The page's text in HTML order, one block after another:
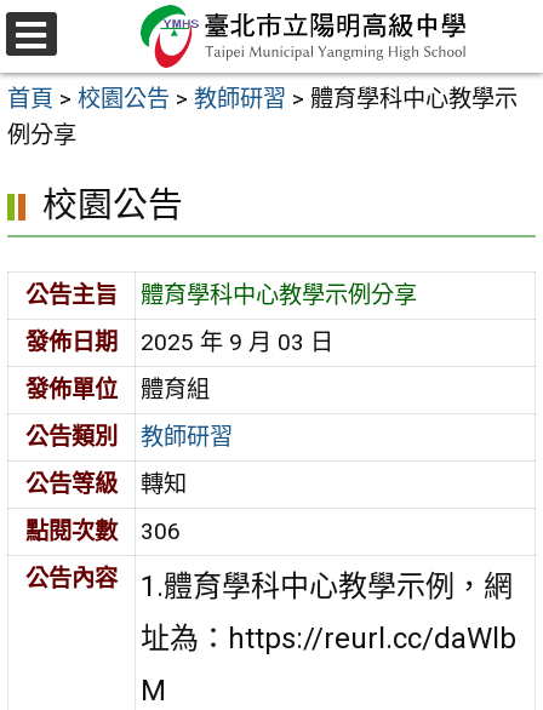
跳
至
主
要
容
區
選
單
首頁 > 校園公告 > 教師研習 > 體育學科中心教學示
例分享
校園公告
公告主旨
體育學科中心教學示例分享
發佈日期
2025 年 9 月 03 日
發佈單位
體育組
公告類別
教師研習
公告等級
轉知
點閱次數
306
公告內容
1.體育學科中心教學示例，網
址為：https://reurl.cc/daWlb
M